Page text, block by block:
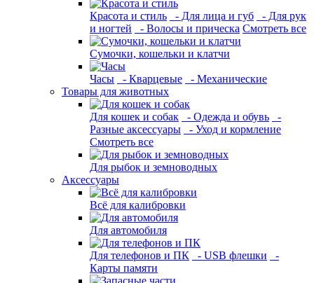
Красота и стиль - Для лица и губ
- Для рук
и ногтей
- Волосы и прическа Смотреть все
Сумочки, кошельки и клатчи
Часы - Кварцевые
- Механические
Товары для животных
Для кошек и собак - Одежда и обувь
-
Разные аксессуары
- Уход и кормление
Смотреть все
Для рыбок и земноводных
Аксессуары
Всё для калибровки
Для автомобиля
Для телефонов и ПК - USB флешки
-
Карты памяти